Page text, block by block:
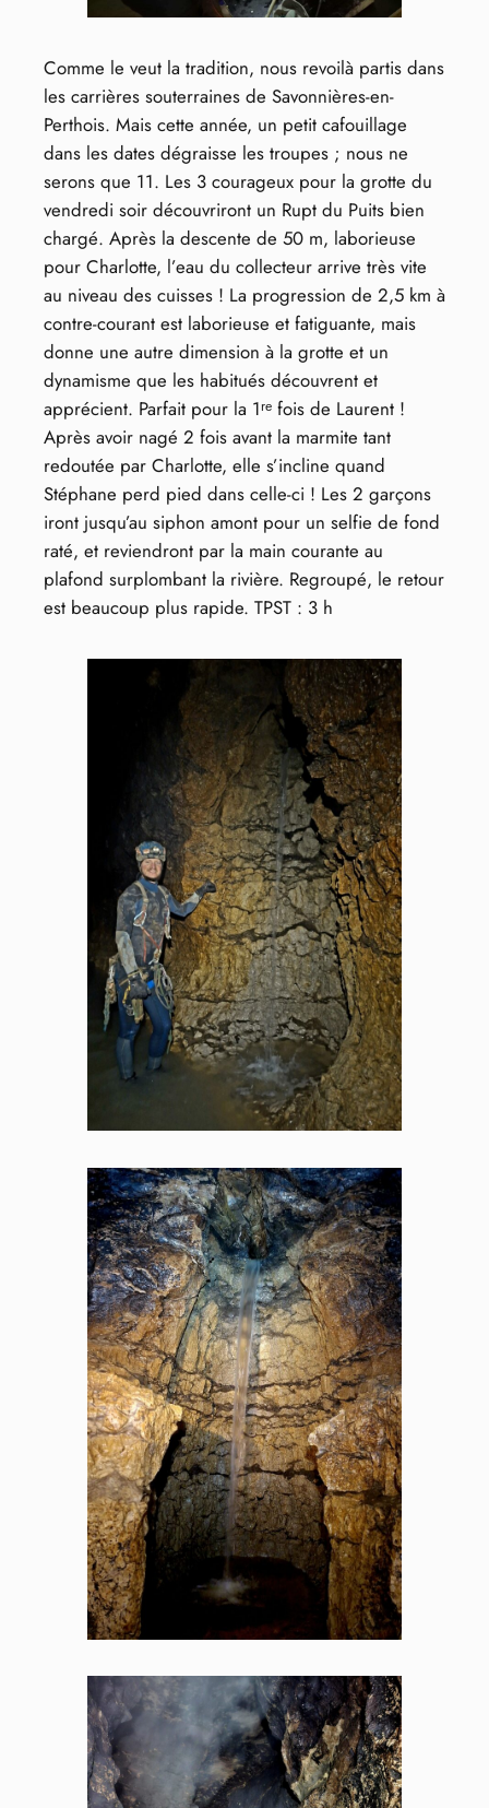
Comme le veut la tradition, nous revoilà partis dans
les carrières souterraines de Savonnières-en-
Perthois. Mais cette année, un petit cafouillage
dans les dates dégraisse les troupes ; nous ne
serons que 11. Les 3 courageux pour la grotte du
vendredi soir découvriront un Rupt du Puits bien
chargé. Après la descente de 50 m, laborieuse
pour Charlotte, l’eau du collecteur arrive très vite
au niveau des cuisses ! La progression de 2,5 km à
contre-courant est laborieuse et fatiguante, mais
donne une autre dimension à la grotte et un
dynamisme que les habitués découvrent et
apprécient. Parfait pour la 1ʳᵉ fois de Laurent !
Après avoir nagé 2 fois avant la marmite tant
redoutée par Charlotte, elle s’incline quand
Stéphane perd pied dans celle-ci ! Les 2 garçons
iront jusqu’au siphon amont pour un selfie de fond
raté, et reviendront par la main courante au
plafond surplombant la rivière. Regroupé, le retour
est beaucoup plus rapide. TPST : 3 h